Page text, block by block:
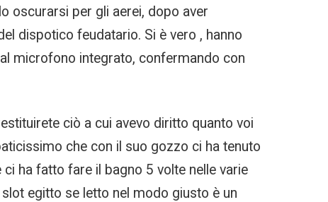
oscurarsi per gli aerei, dopo aver
dispotico feudatario. Si è vero , hanno
microfono integrato, confermando con
ciò a cui avevo diritto quanto voi
che con il suo gozzo ci ha tenuto
ha fatto fare il bagno 5 volte nelle varie
egitto se letto nel modo giusto è un